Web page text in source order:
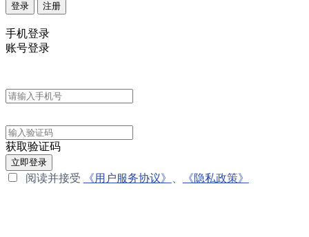
登录 注册
手机登录
账号登录
获取验证码
立即登录
阅读并接受 《用户服务协议》 《隐私政策》